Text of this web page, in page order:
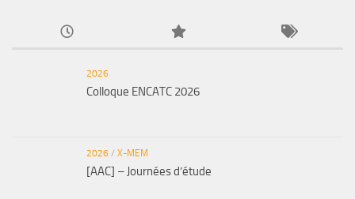
2026
Colloque ENCATC 2026
2026 / X-MEM
[AAC] – Journées d’étude